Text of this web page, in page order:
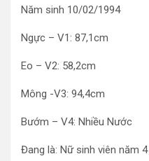
Năm sinh 10/02/1994
Ngực – V1: 87,1cm
Eo – V2: 58,2cm
Mông -V3: 94,4cm
Bướm – V4: Nhiều Nước
Đang là: Nữ sinh viên năm